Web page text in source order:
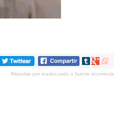
Compartir
tumblr
Compartir
Google+
Compartir
meneame
Reportar por inadecuado o fuente incorrecta